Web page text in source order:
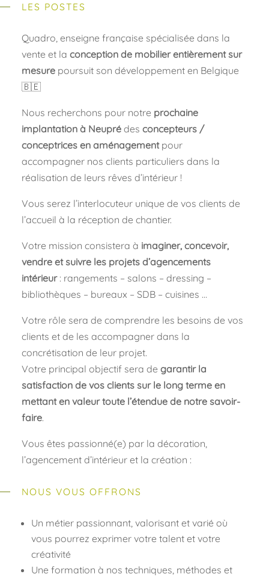
LES POSTES
Quadro, enseigne française spécialisée dans la
vente et la conception de mobilier entièrement sur
mesurepoursuit son développement en Belgique
🇧🇪
Nous recherchons pour notre prochaine
implantation à Neuprédes concepteurs /
conceptrices en aménagementpour
accompagner nos clients particuliers dans la
réalisation de leurs rêves d’intérieur !
Vous serez l’interlocuteur unique de vos clients de
l’accueil à la réception de chantier.
Votre mission consistera à imaginer, concevoir,
vendre et suivre les projets d’agencements
intérieur: rangements – salons – dressing –
bibliothèques – bureaux – SDB – cuisines …
Votre rôle sera de comprendre les besoins de vos
clients et de les accompagner dans la
concrétisation de leur projet.
Votre principal objectif sera de garantir la
satisfaction de vos clients sur le long terme en
mettant en valeur toute l’étendue de notre savoir-
faire.
Vous êtes passionné(e) par la décoration,
l’agencement d’intérieur et la création :
NOUS VOUS OFFRONS
Un métier passionnant, valorisant et varié où
vous pourrez exprimer votre talent et votre
créativité
Une formation à nos techniques, méthodes et